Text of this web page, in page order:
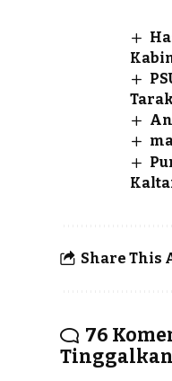
Share This
76